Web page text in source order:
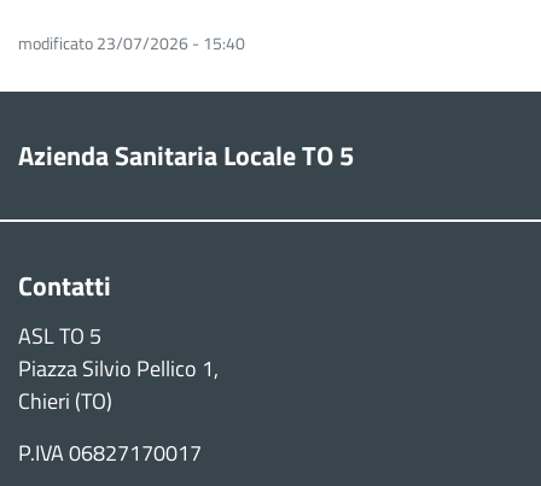
modificato 23/07/2026 - 15:40
Azienda Sanitaria Locale TO 5
Contatti
ASL TO 5
Piazza Silvio Pellico 1,
Chieri (TO)
P.IVA 06827170017